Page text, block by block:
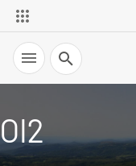
Recherche
OI2